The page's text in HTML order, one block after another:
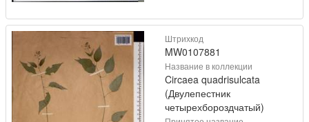
Штрихкод
MW0107881
Название в коллекции
Circaea quadrisulcata
(Двулепестник
четырехбороздчатый)